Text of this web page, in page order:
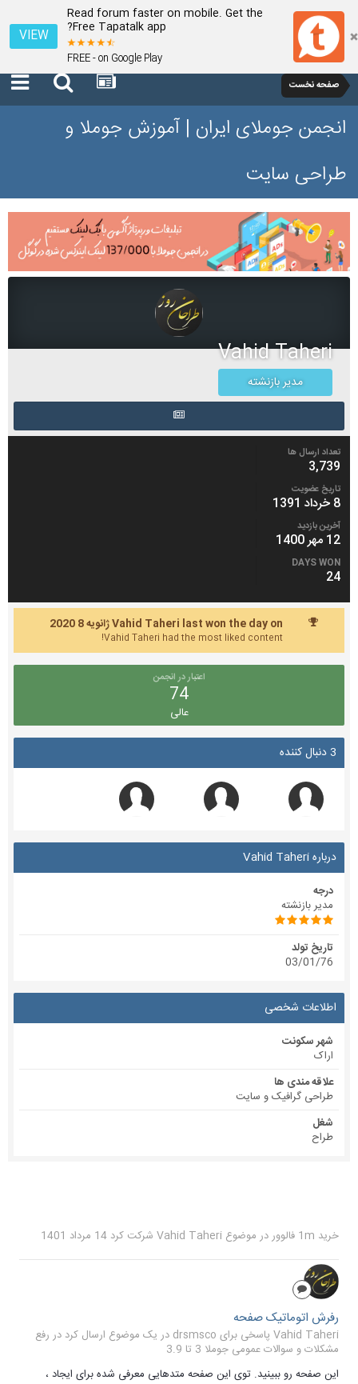
Read forum faster on mobile. Get the
Free Tapatalk app?
FREE - on Google Play
VIEW
صفحه نخست
انجمن جوملای ایران | آموزش جوملا و
طراحی سایت
Vahid Taheri
مدیر بازنشته
تعداد ارسال ها
3,739
تاریخ عضویت
8 خرداد 1391
آخرین بازدید
12 مهر 1400
DAYS WON
24
Vahid Taheri last won the day on ژانویه 8 2020
Vahid Taheri had the most liked content!
اعتبار در انجمن
74
عالی
3 دنبال کننده
درباره Vahid Taheri
درجه
مدیر بازنشته
تاریخ تولد
03/01/76
اطلاعات شخصی
شهر سکونت
اراک
علاقه مندی ها
طراحی گرافیک و سایت
شغل
طراح
خرید 1m فالوور در موضوع Vahid Taheri شرکت کرد 14 مرداد 1401
رفرش اتوماتیک صفحه
Vahid Taheri پاسخی برای drsmsco در یک موضوع ارسال کرد در
رفع
مشکلات و سوالات عمومی جوملا 3 تا 3.9
این صفحه رو ببینید. توی این صفحه متدهایی معرفی شده برای ایجاد ،